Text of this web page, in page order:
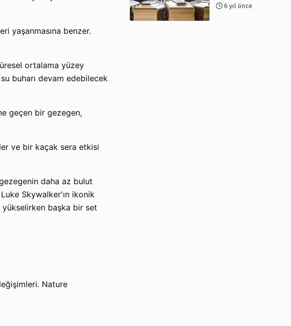
yaşanmasına benzer.
ortalama yüzey
buharı devam edebilecek
geçen bir gezegen,
ve bir kaçak sera etkisi
daha az bulut
Skywalker'ın ikonik
yükselirken başka bir set
Nature
Öldü6 yıl önce